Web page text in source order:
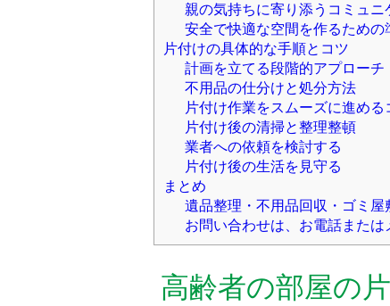
親の気持ちに寄り添うコミュニ
安全で快適な空間を作るための
片付けの具体的な手順とコツ
計画を立てる段階的アプローチ
不用品の仕分けと処分方法
片付け作業をスムーズに進める
片付け後の清掃と整理整頓
業者への依頼を検討する
片付け後の生活を見守る
まとめ
遺品整理・不用品回収・ゴミ屋
お問い合わせは、お電話または
高齢者の部屋の